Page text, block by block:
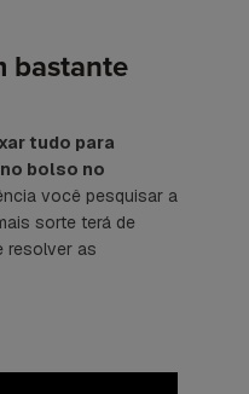
bastante
tudo para
bolso no
você pesquisar a
sorte terá de
resolver as